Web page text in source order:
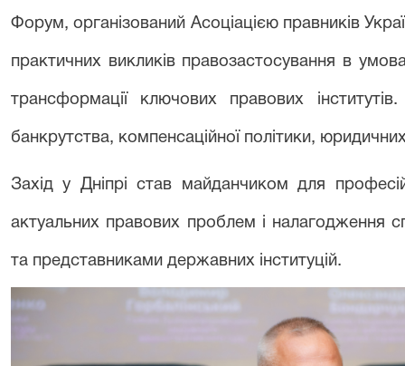
Форум, організований Асоціацією правників
практичних викликів правозастосування в
трансформації ключових правових
банкрутства, компенсаційної політики,
Захід у Дніпрі став майданчиком для
актуальних правових проблем і налагодження
та представниками державних інституцій.